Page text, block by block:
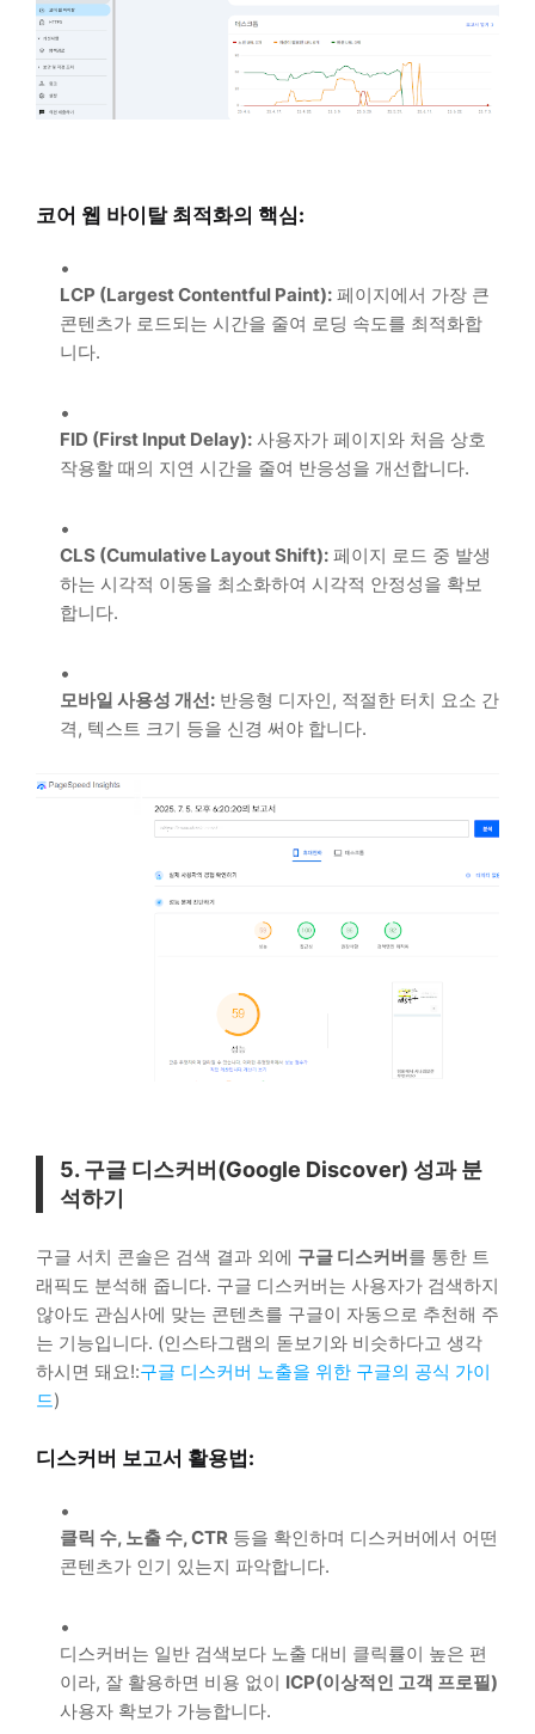
코어 웹 바이탈 최적화의 핵심:
LCP (Largest Contentful Paint): 페이지에서 가장 큰
콘텐츠가 로드되는 시간을 줄여 로딩 속도를 최적화합
니다.
FID (First Input Delay): 사용자가 페이지와 처음 상호
작용할 때의 지연 시간을 줄여 반응성을 개선합니다.
CLS (Cumulative Layout Shift): 페이지 로드 중 발생
하는 시각적 이동을 최소화하여 시각적 안정성을 확보
합니다.
모바일 사용성 개선: 반응형 디자인, 적절한 터치 요소 간
격, 텍스트 크기 등을 신경 써야 합니다.
5. 구글 디스커버(Google Discover) 성과 분
석하기
구글 서치 콘솔은 검색 결과 외에 구글 디스커버를 통한 트
래픽도 분석해 줍니다. 구글 디스커버는 사용자가 검색하지
않아도 관심사에 맞는 콘텐츠를 구글이 자동으로 추천해 주
는 기능입니다. (인스타그램의 돋보기와 비슷하다고 생각
하시면 돼요!:구글 디스커버 노출을 위한 구글의 공식 가이
드)
디스커버 보고서 활용법:
클릭 수, 노출 수, CTR 등을 확인하며 디스커버에서 어떤
콘텐츠가 인기 있는지 파악합니다.
디스커버는 일반 검색보다 노출 대비 클릭률이 높은 편
이라, 잘 활용하면 비용 없이 ICP(이상적인 고객 프로필)
사용자 확보가 가능합니다.